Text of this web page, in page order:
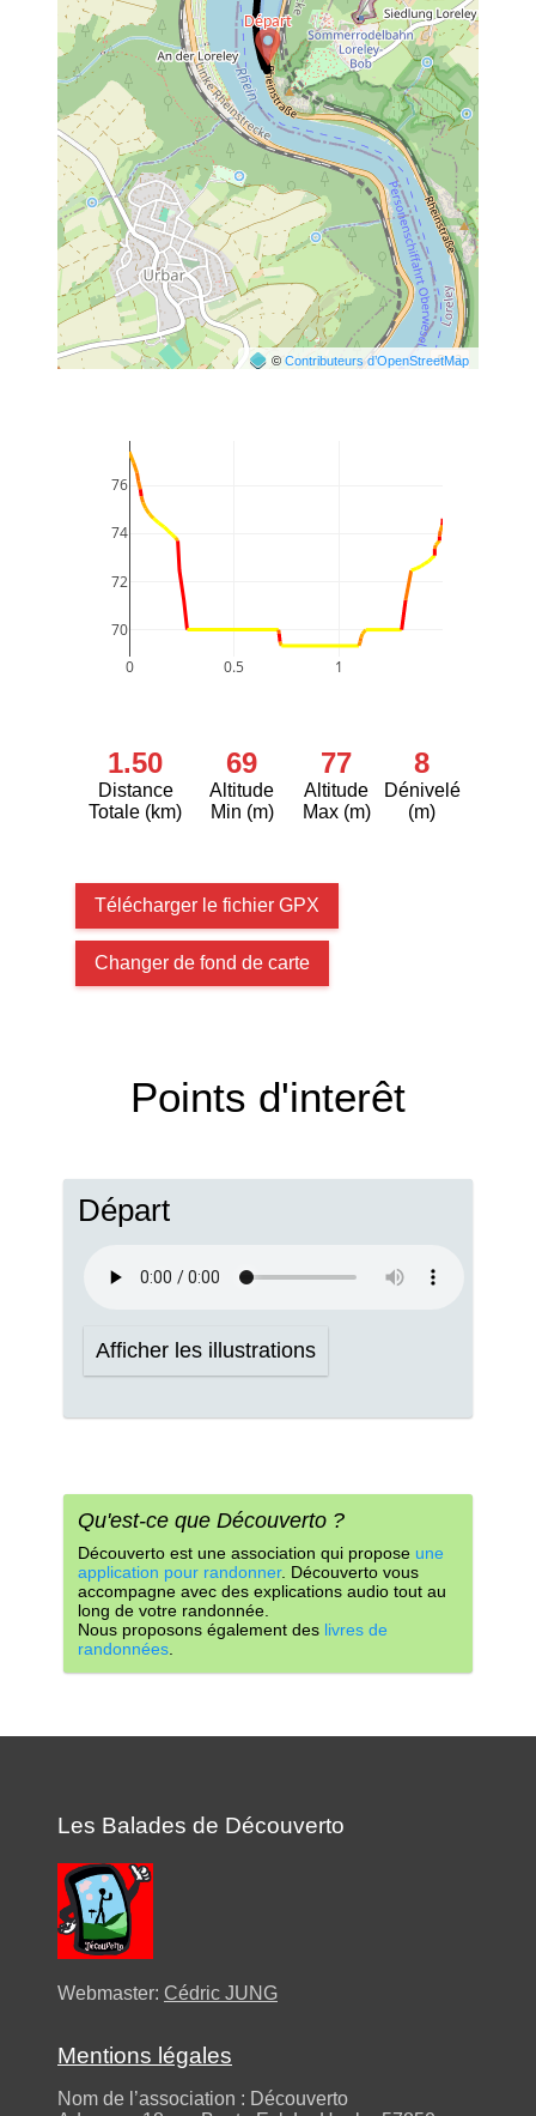
©Contributeurs d’OpenStreetMap
0 0.5 1
70
72
74
76
1.50
Distance
Totale (km)
69
Altitude
Min (m)
77
Altitude
Max (m)
8
Dénivelé
(m)
Télécharger le fichier GPX
Changer de fond de carte
Points d'interêt
Départ
Afficher les illustrations
Qu'est-ce que Découverto ?
Découverto est une association qui propose une
application pour randonner. Découverto vous
accompagne avec des explications audio tout au
long de votre randonnée.
Nous proposons également des livres de
randonnées
Les Balades de Découverto
Webmaster: Cédric JUNG
Mentions légales
Nom de l’association : Découverto